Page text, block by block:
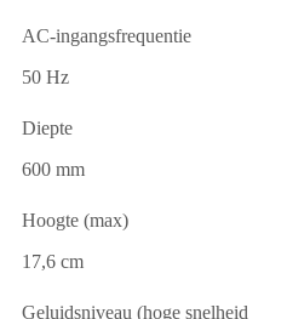
AC-ingangsfrequentie
50 Hz
Diepte
600 mm
Hoogte (max)
17,6 cm
Geluidsniveau (hoge snelheid